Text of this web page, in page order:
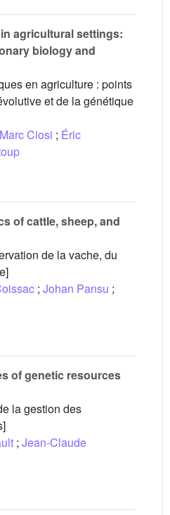
agricultural settings:
biology and
en agriculture : points
et de la génétique
Marc Ciosi ; Éric
of cattle, sheep, and
de la vache, du
; Johan Pansu ;
of genetic resources
la gestion des
; Jean-Claude